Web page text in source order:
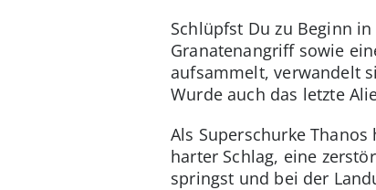
Schlüpfst Du zu Beginn
Granatenangriff sowie
aufsammelt, verwandelt
Wurde auch das letzte
Als Superschurke
harter Schlag, eine
springst und bei der